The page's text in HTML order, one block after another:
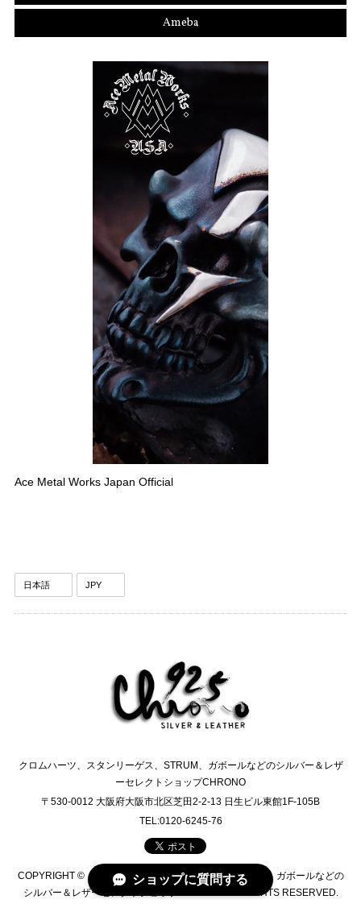
Ameba
Ace Metal Works Japan Official
クロムハーツ、スタンリーゲス、STRUM、ガボールなどのシルバー＆レザ
ーセレクトショップCHRONO
〒530-0012 大阪府大阪市北区芝田2-2-13 日生ビル東館1F-105B
TEL:0120-6245-76
COPYRIGHT © クロムハーツ、スタンリーゲス、STRUM、ガボールなどの
シルバー＆レザーセレクトショップCHRONO ALL RIGHTS RESERVED.
ショップに質問する